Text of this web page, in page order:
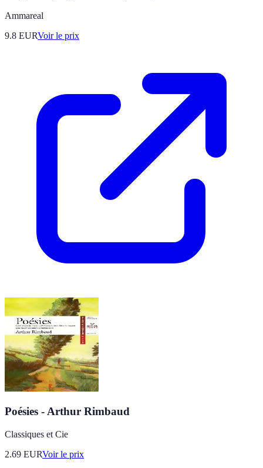
Ammareal
9.8 EURVoir le prix
Poésies - Arthur Rimbaud
Classiques et Cie
2.69 EURVoir le prix